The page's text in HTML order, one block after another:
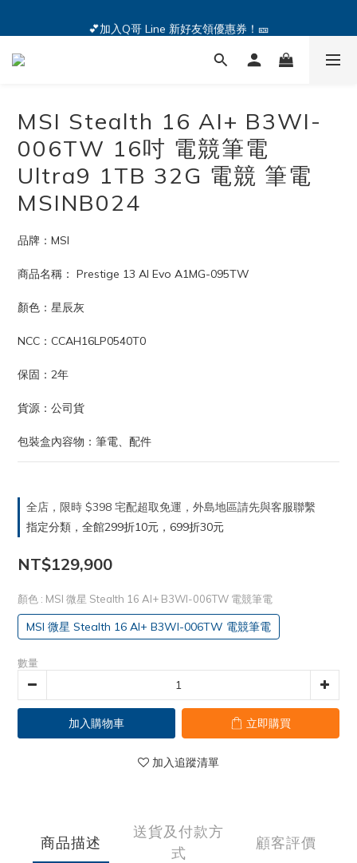
🔥iPhone 17 全系列熱銷中🔥點我購買 — !
MSI Stealth 16 AI+ B3WI-
006TW 16吋 電競筆電
Ultra9 1TB 32G 電競 筆電
MSINB024
品牌：MSI
商品名稱： Prestige 13 AI Evo A1MG-095TW
顏色：星辰灰
NCC：CCAH16LP0540T0
保固：2年
貨源：公司貨
包裝盒內容物：筆電、配件
全店，限時 $398 宅配超取免運，外島地區請先與客服聯繫
指定分類，全館299折10元，699折30元
NT$129,900
顏色 : MSI 微星 Stealth 16 AI+ B3WI-006TW 電競筆電
MSI 微星 Stealth 16 AI+ B3WI-006TW 電競筆電
數量
加入購物車 立即購買
加入追蹤清單
商品描述
送貨及付款方
式
顧客評價